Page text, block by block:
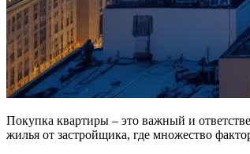
Покупка квартиры – это важный и
жилья от застройщика, где множество